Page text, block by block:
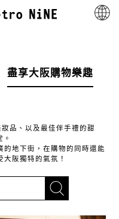
盡享大阪購物樂趣
品、以及最佳伴手禮的甜
地下街，在購物的同時還能
阪獨特的氣氛！